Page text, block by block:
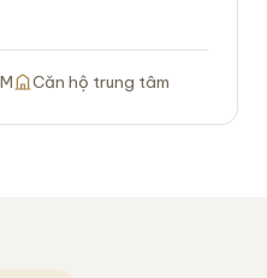
Căn hộ trung tâm